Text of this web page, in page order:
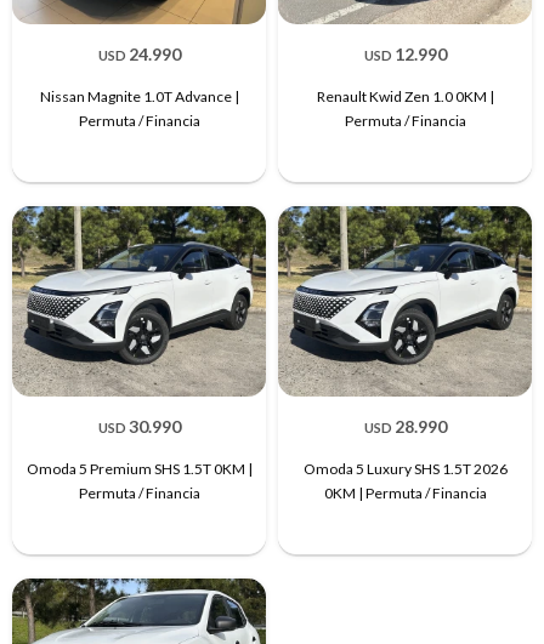
USD 24.990
Nissan Magnite 1.0T Advance |
Permuta / Financia
USD 12.990
Renault Kwid Zen 1.0 0KM |
Permuta / Financia
USD 30.990
Omoda 5 Premium SHS 1.5T 0KM |
Permuta / Financia
USD 28.990
Omoda 5 Luxury SHS 1.5T 2026
0KM | Permuta / Financia